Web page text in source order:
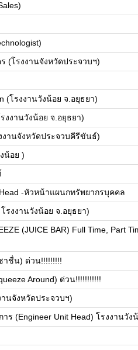
(โรงงานจังหวัดประจวบฯ)
(โรงงานวังน้อย จ.อยุธยา)
งงานวังน้อย จ.อยุธยา)
งานจังหวัดประจวบคีรีขันธ์)
น้อย )
-หัวหน้าแผนกทรัพยากรบุคคล
รงงานวังน้อย จ.อยุธยา)
(JUICE BAR) Full Time,
าชื่น) ด่วน!!!!!!!!!
Around) ด่วน!!!!!!!!!!!
นจังหวัดประจวบฯ)
ร (Engineer Unit Head) โรงงานวัง